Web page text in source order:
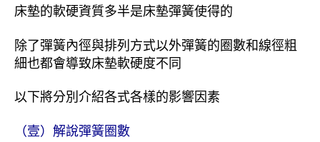
床墊的軟硬資質多半是床墊彈簧使得的
除了彈簧內徑與排列方式以外彈簧的圈數和線徑粗
細也都會導致床墊軟硬度不同
以下將分別介紹各式各樣的影響因素
（壹）解說彈簧圈數